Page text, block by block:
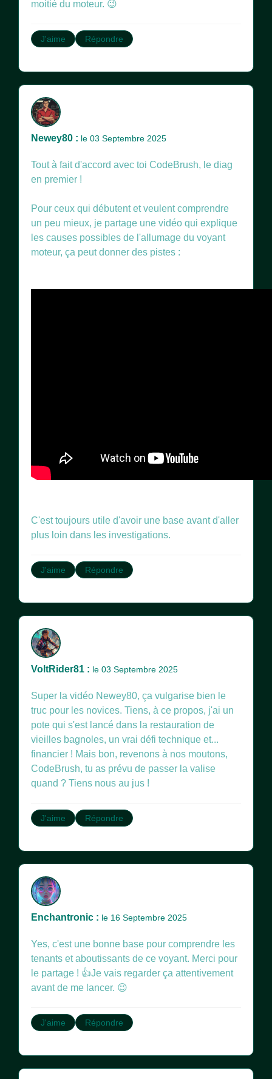
moitié du moteur. 😉
J'aime Répondre
Newey80 : le 03 Septembre 2025
Tout à fait d'accord avec toi CodeBrush, le diag
en premier !
Pour ceux qui débutent et veulent comprendre
un peu mieux, je partage une vidéo qui explique
les causes possibles de l'allumage du voyant
moteur, ça peut donner des pistes :
C'est toujours utile d'avoir une base avant d'aller
plus loin dans les investigations.
J'aime Répondre
VoltRider81 : le 03 Septembre 2025
Super la vidéo Newey80, ça vulgarise bien le
truc pour les novices. Tiens, à ce propos, j'ai un
pote qui s'est lancé dans la restauration de
vieilles bagnoles, un vrai défi technique et...
financier ! Mais bon, revenons à nos moutons,
CodeBrush, tu as prévu de passer la valise
quand ? Tiens nous au jus !
J'aime Répondre
Enchantronic : le 16 Septembre 2025
Yes, c'est une bonne base pour comprendre les
tenants et aboutissants de ce voyant. Merci pour
le partage ! 👍Je vais regarder ça attentivement
avant de me lancer. 😉
J'aime Répondre